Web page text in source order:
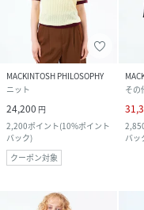
MACKINTOSH PHILOSOPHY
ニット
24,200 円
2,200ポイント(10%ポイント
バック)
クーポン対象
その
バッ